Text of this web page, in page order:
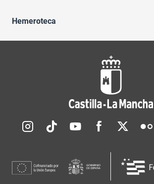
Hemeroteca
Redes sociales JCCM